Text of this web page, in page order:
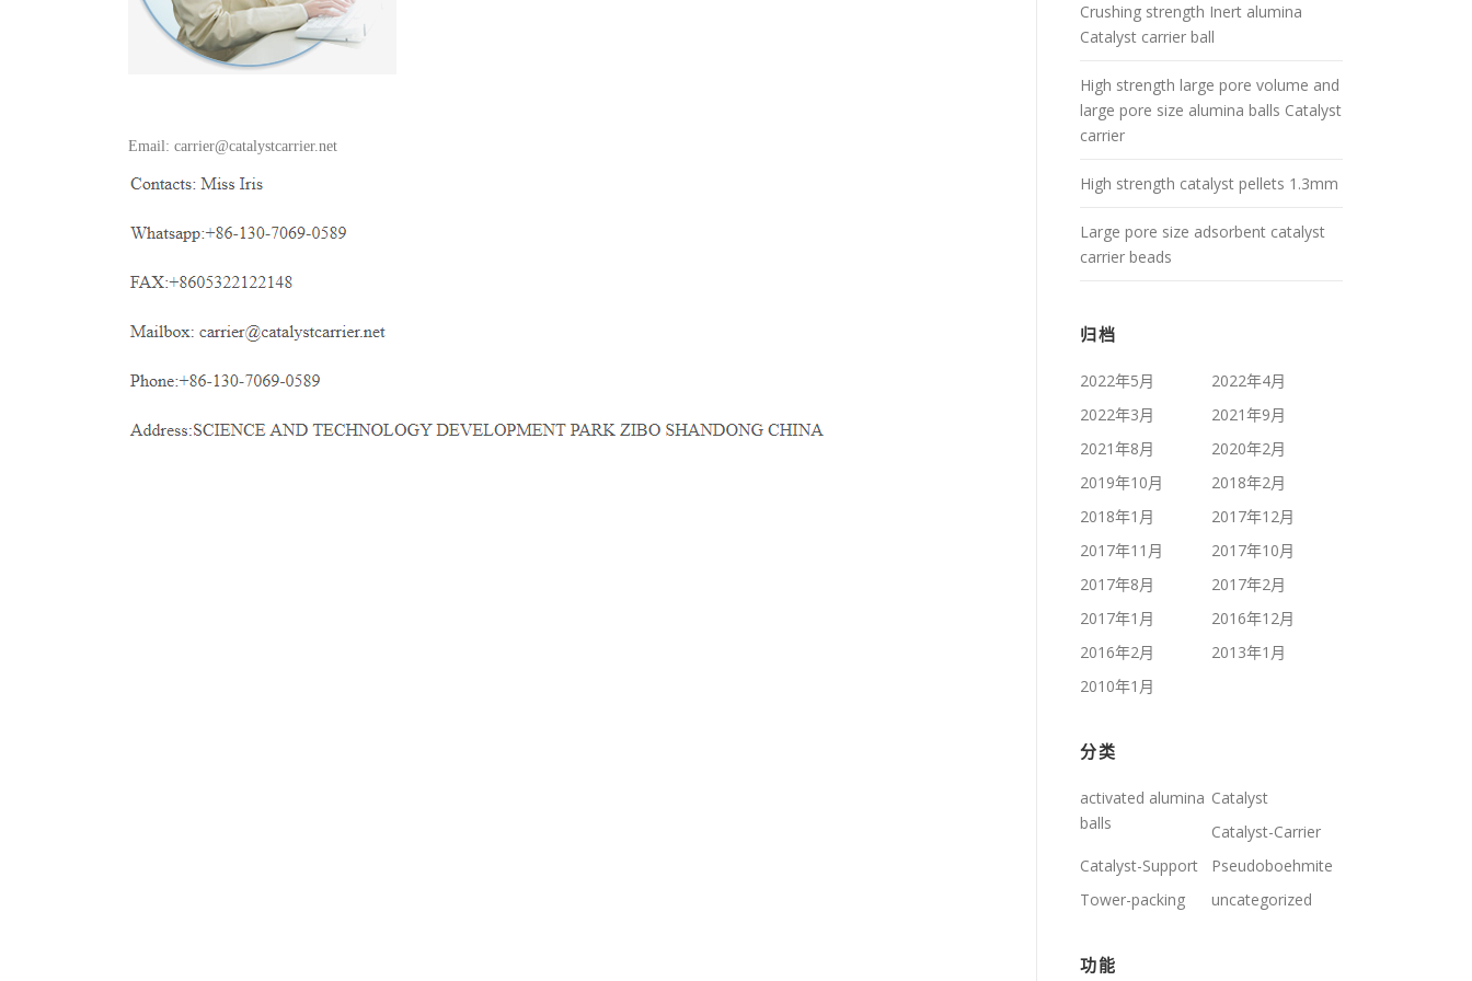
Email: carrier@catalystcarrier.net
Crushing strength Inert alumina
Catalyst carrier ball
High strength large pore volume and
large pore size alumina balls Catalyst
carrier
High strength catalyst pellets 1.3mm
Large pore size adsorbent catalyst
carrier beads
归档
2022年5月
2022年4月
2022年3月
2021年9月
2021年8月
2020年2月
2019年10月
2018年2月
2018年1月
2017年12月
2017年11月
2017年10月
2017年8月
2017年2月
2017年1月
2016年12月
2016年2月
2013年1月
2010年1月
分类
activated alumina
balls
Catalyst
Catalyst-Carrier
Catalyst-Support
Pseudoboehmite
Tower-packing
uncategorized
功能